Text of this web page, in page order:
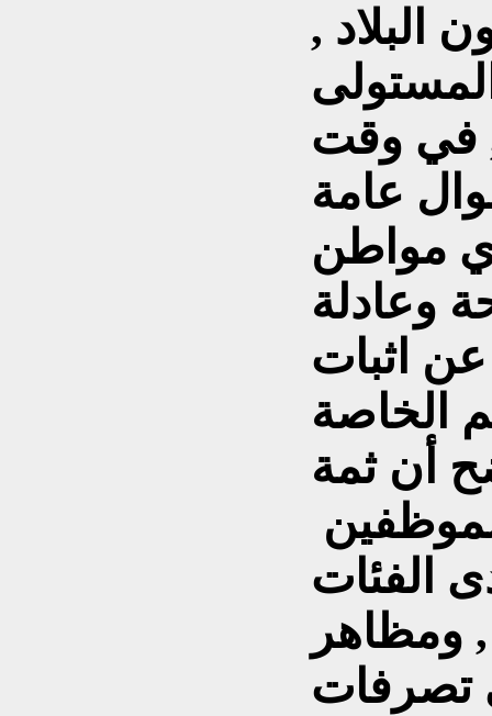
البلاد ,
, في وقت
عامة
مواطن
وعادلة
عن اثبات
الخاصة
أن ثمة
الفئات
, ومظاهر
تصرفات